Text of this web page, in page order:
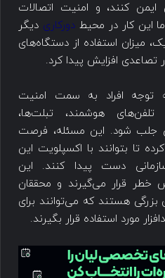
کنند، و امنیت اتصالات
اما این کار در محیطدورکاری دیگر
میزان استفاده از دستگاه‌های
توجه افراد به سمت امنیت
هوشمند، تبلت‌ها،
جلب شود. این مسئله، فرصت
تا بتوانند با اکسپلویت این
دست پیدا کنند. این
خطر قرار می‌گیرند و محققان
بزرگی هستند که می‌توانند برای
مورد استفاده قرار بگیرند.